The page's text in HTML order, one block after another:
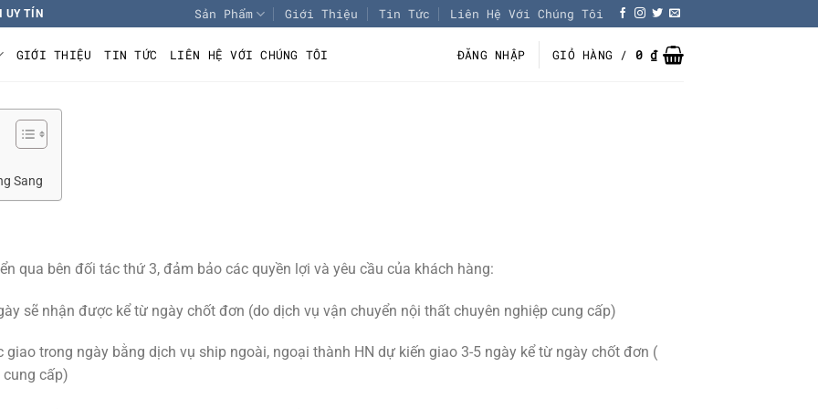
UY TÍN Sản Phẩm Giới Thiệu Tin Tức Liên Hệ Với Chúng Tôi
GIỚI THIỆU TIN TỨC LIÊN HỆ VỚI CHÚNG TÔI ĐĂNG NHẬP GIỎ HÀNG / 0₫
Sang
qua bên đối tác thứ 3, đảm bảo các quyền lợi và yêu cầu của khách hàng:
sẽ nhận được kể từ ngày chốt đơn (do dịch vụ vận chuyển nội thất chuyên nghiệp cung cấp)
trong ngày bằng dịch vụ ship ngoài, ngoại thành HN dự kiến giao 3-5 ngày kể từ ngày chốt đơn (
cấp)